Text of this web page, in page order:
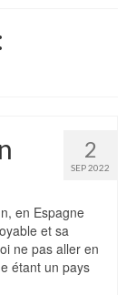
2
SEP 2022
en Espagne
et sa
ne pas aller en
étant un pays